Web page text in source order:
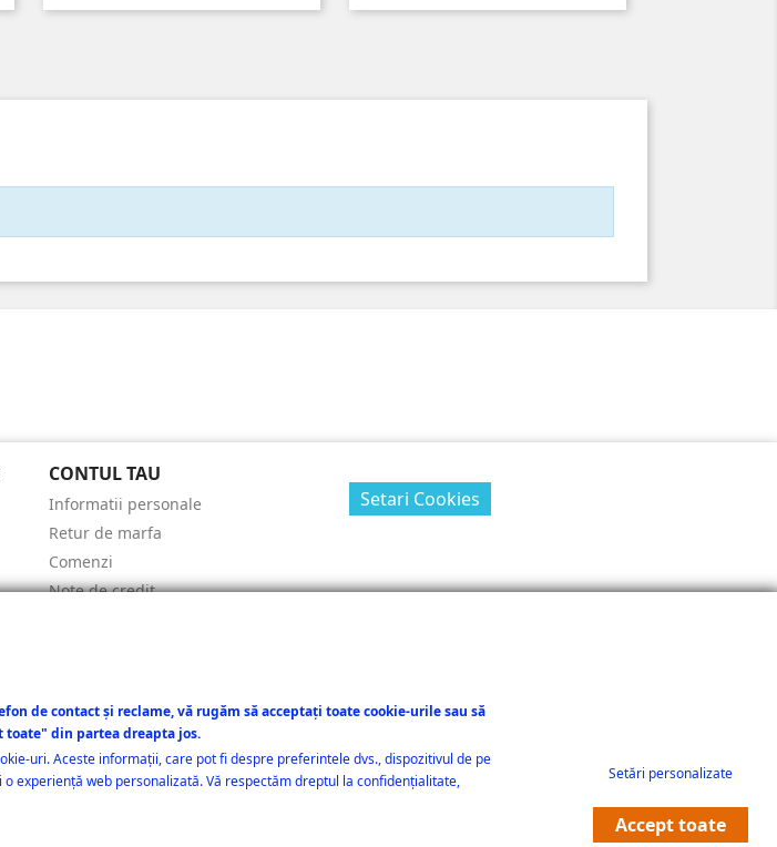
CONTUL TAU
Informatii personale
Retur de marfa
Comenzi
Note de credit
Setari Cookies
de contact și reclame, vă rugăm să acceptați toate cookie-urile sau să
din partea dreapta jos.
uri. Aceste informații, care pot fi despre preferintele dvs., dispozitivul de pe
experiență web personalizată. Vă respectăm dreptul la confidențialitate,
Setări personalizate
Accept toate